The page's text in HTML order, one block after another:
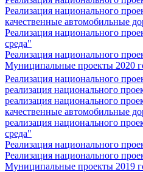
Реализация национального
качественные автомобильные
Реализация национального
среда"
Реализация национального
Муниципальные проекты 2020
Реализация национального
реализация национального
реализация национального
качественные автомобильные
реализация национального
среда"
Реализация национального
Реализация национального
Муниципальные проекты 2019